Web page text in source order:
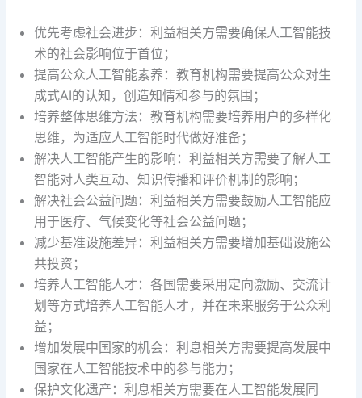
优先考虑社会进步：利益相关方需要确保人工智能技
术的社会影响位于首位；
提高公众人工智能素养：教育机构需要提高公众对生
成式AI的认知，创造知情和参与的氛围；
培养整体思维方法：教育机构需要培养用户的多样化
思维，为适应人工智能时代做好准备；
解决人工智能产生的影响：利益相关方需要了解人工
智能对人类互动、知识传播和评价机制的影响；
解决社会公益问题：利益相关方需要鼓励人工智能应
用于医疗、气候变化等社会公益问题；
减少基准设施差异：利益相关方需要增加基础设施公
共投资；
培养人工智能人才：各国需要采用定向激励、交流计
划等方式培养人工智能人才，并在未来服务于公众利
益；
增加发展中国家的机会：利息相关方需要提高发展中
国家在人工智能技术中的参与能力；
保护文化遗产：利息相关方需要在人工智能发展同